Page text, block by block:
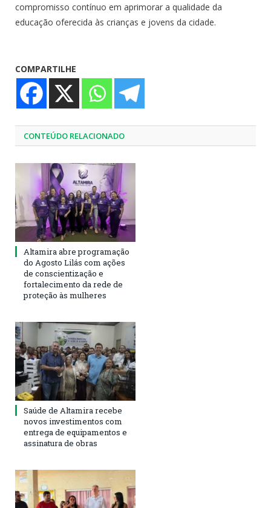
compromisso contínuo em aprimorar a qualidade da
educação oferecida às crianças e jovens da cidade.
COMPARTILHE
CONTEÚDO RELACIONADO
Altamira abre programação
do Agosto Lilás com ações
de conscientização e
fortalecimento da rede de
proteção às mulheres
Saúde de Altamira recebe
novos investimentos com
entrega de equipamentos e
assinatura de obras